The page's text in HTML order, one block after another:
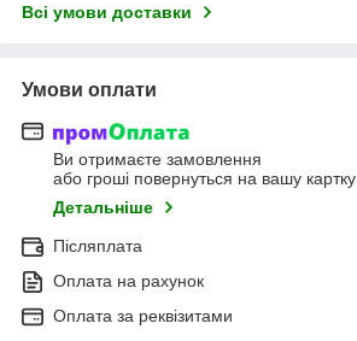
Всі умови доставки
Умови оплати
Ви отримаєте замовлення
або гроші повернуться на вашу картку
Детальніше
Післяплата
Оплата на рахунок
Оплата за реквізитами